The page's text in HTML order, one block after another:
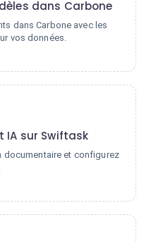
dans Carbone
dans Carbone avec les
vos données.
IA sur Swiftask
documentaire et configurez